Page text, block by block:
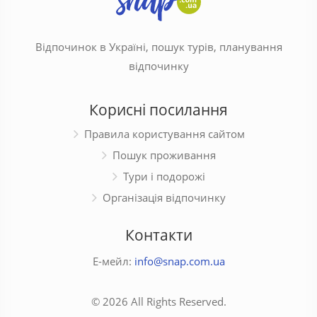
Відпочинок в Україні, пошук турів, планування
відпочинку
Корисні посилання
Правила користування сайтом
Пошук проживання
Тури і подорожі
Організація відпочинку
Контакти
Е-мейл: info@snap.com.ua
© 2026 All Rights Reserved.